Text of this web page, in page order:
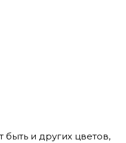
и других цветов,